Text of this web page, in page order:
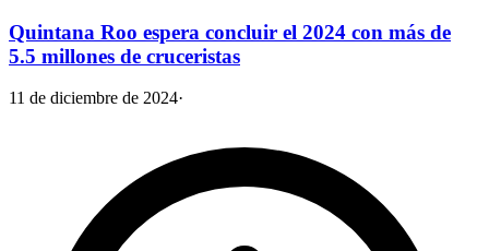
Quintana Roo espera concluir el 2024 con más de
5.5 millones de cruceristas
11 de diciembre de 2024·